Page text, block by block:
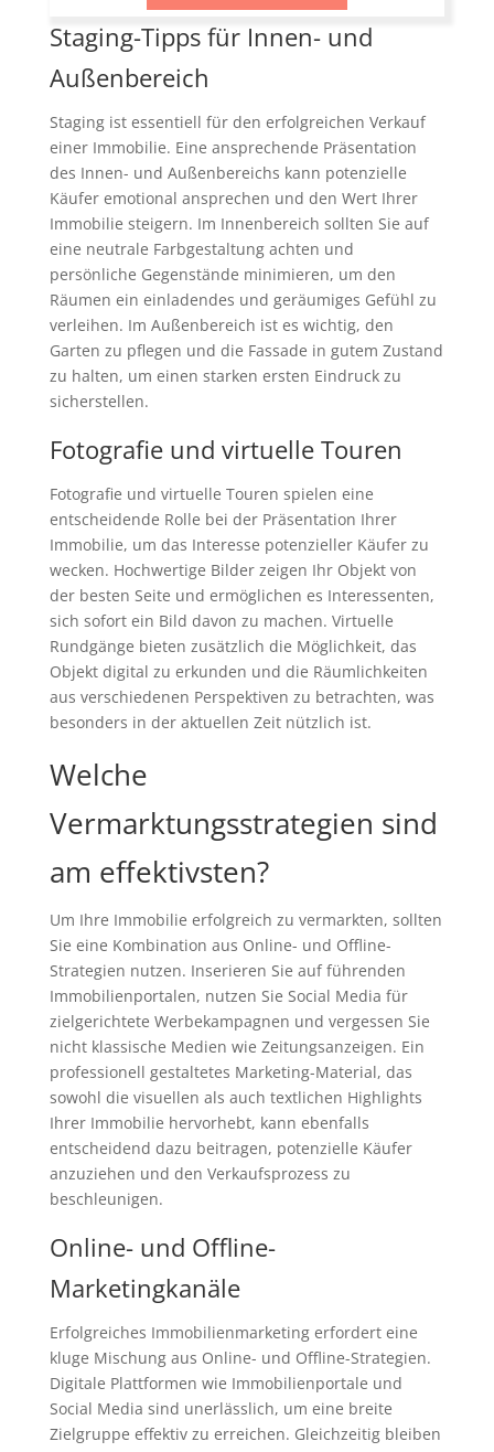
Staging-Tipps für Innen- und
Außenbereich
Staging ist essentiell für den erfolgreichen Verkauf
einer Immobilie. Eine ansprechende Präsentation
des Innen- und Außenbereichs kann potenzielle
Käufer emotional ansprechen und den Wert Ihrer
Immobilie steigern. Im Innenbereich sollten Sie auf
eine neutrale Farbgestaltung achten und
persönliche Gegenstände minimieren, um den
Räumen ein einladendes und geräumiges Gefühl zu
verleihen. Im Außenbereich ist es wichtig, den
Garten zu pflegen und die Fassade in gutem Zustand
zu halten, um einen starken ersten Eindruck zu
sicherstellen.
Fotografie und virtuelle Touren
Fotografie und virtuelle Touren spielen eine
entscheidende Rolle bei der Präsentation Ihrer
Immobilie, um das Interesse potenzieller Käufer zu
wecken. Hochwertige Bilder zeigen Ihr Objekt von
der besten Seite und ermöglichen es Interessenten,
sich sofort ein Bild davon zu machen. Virtuelle
Rundgänge bieten zusätzlich die Möglichkeit, das
Objekt digital zu erkunden und die Räumlichkeiten
aus verschiedenen Perspektiven zu betrachten, was
besonders in der aktuellen Zeit nützlich ist.
Welche
Vermarktungsstrategien sind
am effektivsten?
Um Ihre Immobilie erfolgreich zu vermarkten, sollten
Sie eine Kombination aus Online- und Offline-
Strategien nutzen. Inserieren Sie auf führenden
Immobilienportalen, nutzen Sie Social Media für
zielgerichtete Werbekampagnen und vergessen Sie
nicht klassische Medien wie Zeitungsanzeigen. Ein
professionell gestaltetes Marketing-Material, das
sowohl die visuellen als auch textlichen Highlights
Ihrer Immobilie hervorhebt, kann ebenfalls
entscheidend dazu beitragen, potenzielle Käufer
anzuziehen und den Verkaufsprozess zu
beschleunigen.
Online- und Offline-
Marketingkanäle
Erfolgreiches Immobilienmarketing erfordert eine
kluge Mischung aus Online- und Offline-Strategien.
Digitale Plattformen wie Immobilienportale und
Social Media sind unerlässlich, um eine breite
Zielgruppe effektiv zu erreichen. Gleichzeitig bleiben